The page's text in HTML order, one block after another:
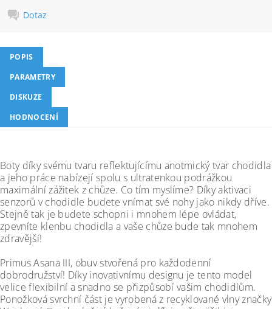
Dotaz
POPIS
PARAMETRY
DISKUZE
HODNOCENÍ
Boty díky svému tvaru reflektujícímu anotmický tvar chodidla
a jeho práce nabízejí spolu s ultratenkou podrážkou
maximální zážitek z chůze. Co tím myslíme? Díky aktivaci
senzorů v chodidle budete vnímat své nohy jako nikdy dříve.
Stejně tak je budete schopni i mnohem lépe ovládat,
zpevníte klenbu chodidla a vaše chůze bude tak mnohem
zdravější!
Primus Asana III, obuv stvořená pro každodenní
dobrodružství! Díky inovativnímu designu je tento model
velice flexibilní a snadno se přizpůsobí vašim chodidlům.
Ponožková svrchní část je vyrobená z recyklované vlny značky